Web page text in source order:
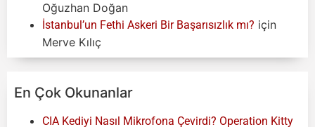
Oğuzhan Doğan
İstanbul’un Fethi Askeri Bir Başarısızlık mı? için
Merve Kılıç
En Çok Okunanlar
CIA Kediyi Nasıl Mikrofona Çevirdi? Operation Kitty